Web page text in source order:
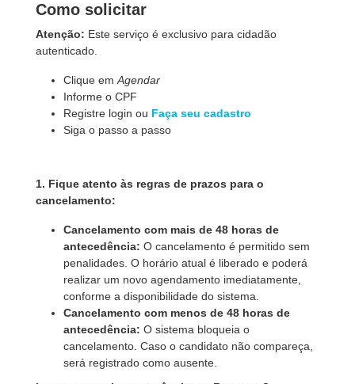
Como solicitar
Atenção: Este serviço é exclusivo para cidadão
autenticado.
Clique em Agendar
Informe o CPF
Registre login ou Faça seu cadastro
Siga o passo a passo
1. Fique atento às regras de prazos para o
cancelamento:
Cancelamento com mais de 48 horas de
antecedência: O cancelamento é permitido sem
penalidades. O horário atual é liberado e poderá
realizar um novo agendamento imediatamente,
conforme a disponibilidade do sistema.
Cancelamento com menos de 48 horas de
antecedência: O sistema bloqueia o
cancelamento. Caso o candidato não compareça,
será registrado como ausente.